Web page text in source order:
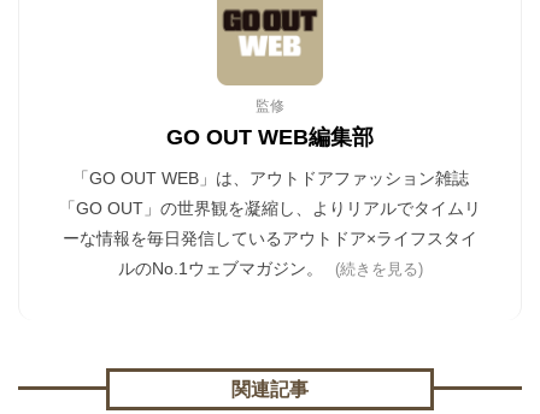
監修
GO OUT WEB編集部
「GO OUT WEB」は、アウトドアファッション雑誌
「GO OUT」の世界観を凝縮し、よりリアルでタイムリ
ーな情報を毎日発信しているアウトドア×ライフスタイ
ルのNo.1ウェブマガジン。
(続きを見る)
関連記事